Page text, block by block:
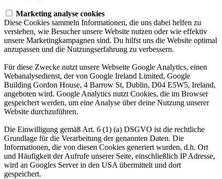
Marketing analyse cookies
Diese Cookies sammeln Informationen, die uns dabei helfen zu
verstehen, wie Besucher unsere Website nutzen oder wie effektiv
unsere Marketingkampagnen sind. Du hilfst uns die Website optimal
anzupassen und die Nutzungserfahrung zu verbessern.
Für diese Zwecke nutzt unsere Webseite Google Analytics, einen
Webanalysedienst, der von Google Ireland Limited, Google
Building Gordon House, 4 Barrow St, Dublin, D04 E5W5, Ireland,
angeboten wird. Google Analytics nutzt Cookies, die im Browser
gespeichert werden, um eine Analyse über deine Nutzung unserer
Website durchzuführen.
Die Einwilligung gemäß Art. 6 (1) (a) DSGVO ist die rechtliche
Grundlage für die Verarbeitung der genannten Daten. Die
Informationen, die von diesen Cookies generiert wurden, d.h. Ort
und Häufigkeit der Aufrufe unserer Seite, einschließlich IP Adresse,
wird an Googles Server in den USA übermittelt und dort
gespeichert.